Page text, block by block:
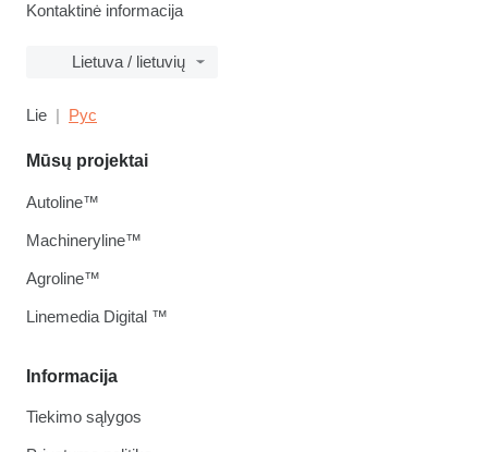
Kontaktinė informacija
Lietuva / lietuvių
Lie Рус
Informacija
Tiekimo sąlygos
Mūsų projektai
Autoline™
Machineryline™
Agroline™
Linemedia Digital ™